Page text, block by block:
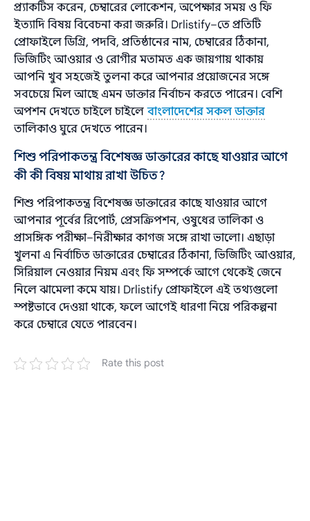
প্র্যাকটিস করেন, চেম্বারের লোকেশন, অপেক্ষার সময় ও ফি
ইত্যাদি বিষয় বিবেচনা করা জরুরি। Drlistify–তে প্রতিটি
প্রোফাইলে ডিগ্রি, পদবি, প্রতিষ্ঠানের নাম, চেম্বারের ঠিকানা,
ভিজিটিং আওয়ার ও রোগীর মতামত এক জায়গায় থাকায়
আপনি খুব সহজেই তুলনা করে আপনার প্রয়োজনের সঙ্গে
সবচেয়ে মিল আছে এমন ডাক্তার নির্বাচন করতে পারেন। বেশি
অপশন দেখতে চাইলে চাইলেবাংলাদেশের সকল ডাক্তার
তালিকাও ঘুরে দেখতে পারেন।
শিশু পরিপাকতন্ত্র বিশেষজ্ঞ ডাক্তারের কাছে যাওয়ার আগে
কী কী বিষয় মাথায় রাখা উচিত?
শিশু পরিপাকতন্ত্র বিশেষজ্ঞ ডাক্তারের কাছে যাওয়ার আগে
আপনার পূর্বের রিপোর্ট, প্রেসক্রিপশন, ওষুধের তালিকা ও
প্রাসঙ্গিক পরীক্ষা–নিরীক্ষার কাগজ সঙ্গে রাখা ভালো। এছাড়া
খুলনা এ নির্বাচিত ডাক্তারের চেম্বারের ঠিকানা, ভিজিটিং আওয়ার,
সিরিয়াল নেওয়ার নিয়ম এবং ফি সম্পর্কে আগে থেকেই জেনে
নিলে ঝামেলা কমে যায়। Drlistify প্রোফাইলে এই তথ্যগুলো
স্পষ্টভাবে দেওয়া থাকে, ফলে আগেই ধারণা নিয়ে পরিকল্পনা
করে চেম্বারে যেতে পারবেন।
Rate this post